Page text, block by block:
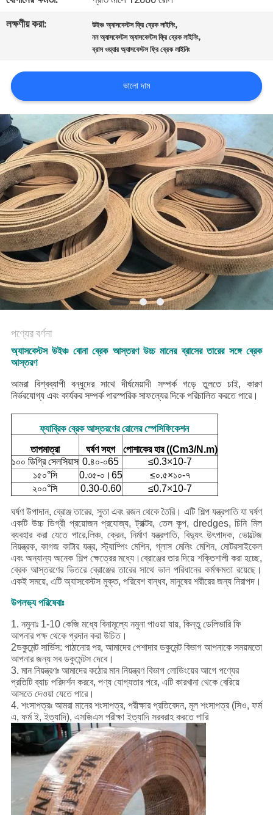
উদ্ধৃতির
জন্য
সাইট
ম্যাপ
PRIVACY
POLICY
লক্ষণীয় করা:
উইঞ্চ অ্যাসবেস্টস ফ্রি ব্রেক লাইনিং,
নন অ্যাসবেস্টস অ্যাসবেস্টস ফ্রি ব্রেক লাইনিং,
ব্রাস ওয়্যার অ্যাসবেস্টস ফ্রি ব্রেক লাইনিং
ভালো দাম
পণ্যের বর্ণনা
অ্যাসবেস্টস উইঞ্চ বোনা ব্রেক আস্তরণ উচ্চ মানের ব্রাসের তারের সঙ্গে ব্রেক
আস্তরণ
আমরা বিশ্বব্যাপী বন্ধুদের সাথে দীর্ঘমেয়াদী সম্পর্ক গড়ে তুলতে চাই, কারণ
নির্ভরযোগ্য এবং কার্যকর সম্পর্ক পারস্পরিক সাফল্যের দিকে পরিচালিত করতে পারে।
ফ্যাব্রিক ব্রেক আস্তরণের রোলের স্পেসিফিকেশন
তাপমাত্রা
ঘর্ষণ সহগ
পোশাকের হার ((Cm3/N.m)
১০০ ডিগ্রি সেলসিয়াস 0.৪০-০65
≤0.3×10-7
১৫০°সি
0.৩৫-০।65
≤০.৫×১০-৭
২০০°সি
0.30-0.60 ≤0.7×10-7
ঘর্ষণ উপাদান, ব্রোঞ্জ তারের, সুতা এবং রজন থেকে তৈরি। এটি শিল্প যন্ত্রপাতি যা ঘর্ষণ
একটি উচ্চ ডিগ্রী প্রয়োজন প্রযোজ্য, ট্রাক্টর, তেল কূপ, dredges, চিনি মিল
ব্যবহার করা যেতে পারে,লিঞ্চ, ক্রেন, নির্মাণ যন্ত্রপাতি, বিদ্যুৎ উৎপাদক, ভোল্টেজ
নিয়ন্ত্রক, কাগজ কাটার যন্ত্র, স্ট্যাম্পিং মেশিন, গ্লাস মেলিং মেশিন, মোটরসাইকেল
এবং অন্যান্য অনেক শিল্প ক্ষেত্রের মধ্যে।ব্রোঞ্জের তার দিয়ে শক্তিশালী করা হচ্ছে,
ব্রেক আস্তরণের ভিতরে ব্রোঞ্জের তারের সাথে ভাল পরিধানের কর্মক্ষমতা রয়েছে।
একই সময়ে, এটি অ্যাসবেস্টস মুক্ত, পরিবেশ বান্ধব, মানুষের শরীরের জন্য নিরাপদ।
উপলভ্য পরিষেবাঃ
1. নমুনাঃ 1-10 কেজি মধ্যে বিনামূল্যে নমুনা পাওয়া যায়, কিন্তু ডেলিভারি ফি
আপনার পক্ষ থেকে প্রদান করা উচিত।
2ডকুমেন্ট সার্ভিস: পাঠানোর পর, আমাদের পেশাদার ডকুমেন্ট বিভাগ আপনাকে সময়মতো
আপনার জন্য সব ডকুমেন্টস দেবে।
3. মান নিয়ন্ত্রণঃ আমাদের কঠোর মান নিয়ন্ত্রণ বিভাগ লোডিংয়ের আগে পণ্যের
প্রতিটি ব্যাচ পরিদর্শন করবে, পণ্য যোগ্যতার পরে, এটি কারখানা থেকে বেরিয়ে
আসতে দেওয়া যেতে পারে।
4. শংসাপত্রঃ আমরা মানের শংসাপত্র, পরীক্ষার প্রতিবেদন, মূল শংসাপত্র (সিও, ফর্ম
এ, ফর্ম ই, ইত্যাদি), এসজিএস পরীক্ষা ইত্যাদি সরবরাহ করতে পারি